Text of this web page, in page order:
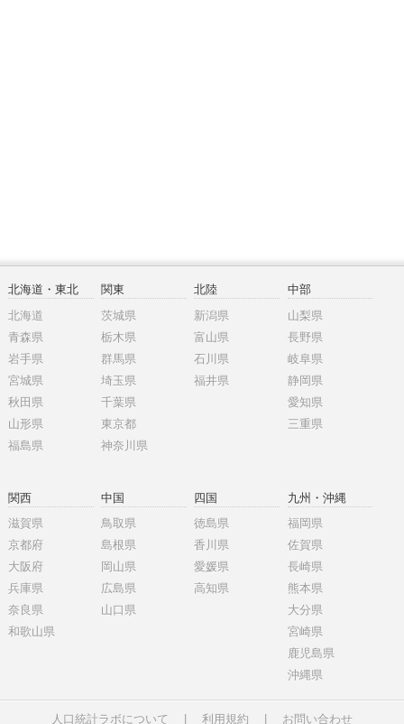
北海道・東北
北海道
青森県
岩手県
宮城県
秋田県
山形県
福島県
関東
茨城県
栃木県
群馬県
埼玉県
千葉県
東京都
神奈川県
北陸
新潟県
富山県
石川県
福井県
中部
山梨県
長野県
岐阜県
静岡県
愛知県
三重県
関西
滋賀県
京都府
大阪府
兵庫県
奈良県
和歌山県
中国
鳥取県
島根県
岡山県
広島県
山口県
四国
徳島県
香川県
愛媛県
高知県
九州・沖縄
福岡県
佐賀県
長崎県
熊本県
大分県
宮崎県
鹿児島県
沖縄県
人口統計ラボについて 利用規約 お問い合わせ